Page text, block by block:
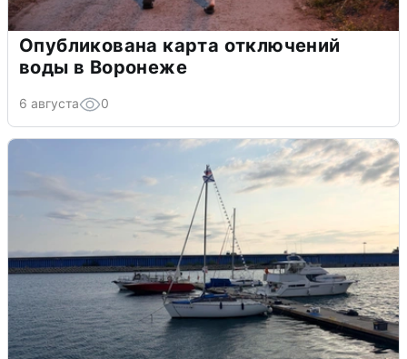
Опубликована карта отключений
воды в Воронеже
6 августа 0